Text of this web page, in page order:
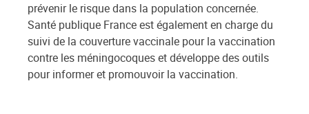
prévenir le risque dans la population concernée.
Santé publique France est également en charge du
suivi de la couverture vaccinale pour la vaccination
contre les méningocoques et développe des outils
pour informer et promouvoir la vaccination.